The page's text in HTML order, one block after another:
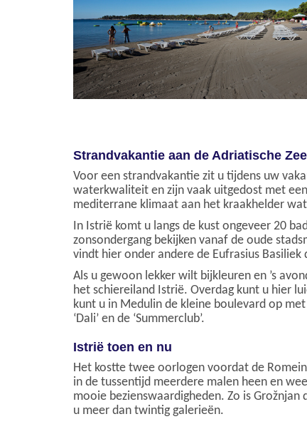
Strandvakantie aan de Adriatische Zee
Voor een strandvakantie zit u tijdens uw
waterkwaliteit en zijn vaak uitgedost met
mediterrane klimaat aan het kraakhelder
In Istrië komt u langs de kust ongeveer 20
zonsondergang bekijken vanaf de oude
vindt hier onder andere de Eufrasius
Als u gewoon lekker wilt bijkleuren en ’s
het schiereiland Istrië. Overdag kunt u hier
kunt u in Medulin de kleine boulevard op
‘Dali’ en de ‘Summerclub’.
Istrië toen en nu
Het kostte twee oorlogen voordat de
in de tussentijd meerdere malen heen en
mooie bezienswaardigheden. Zo is
u meer dan twintig galerieën.